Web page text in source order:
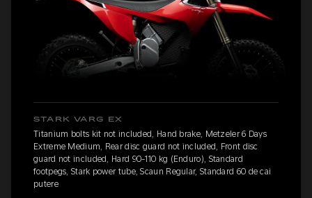
STARK VARG EX
Titanium bolts kit not included, Hand brake, Metzeler 6 Days
Extreme Medium, Rear disc guard not included, Front disc
guard not included, Hard 90-110 kg (Enduro), Standard
footpegs, Stark power tube, Scaun Regular, Standard 60 de cai
putere